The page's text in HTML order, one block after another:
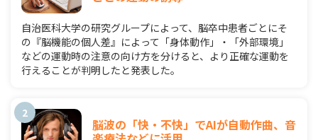
自治医科大学の研究グループによって、脳卒中患者ごとにそ
の『脳機能の個人差』によって「身体動作」・「外部環境」
などの運動時の注意の向け方を分けると、より正確な運動を
行えることが判明したと発表した。
脳波の「快・不快」でAIが自動作曲、音